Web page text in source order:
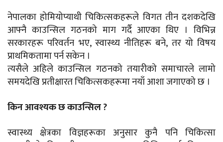
नेपालका होमियोप्याथी चिकित्सकहरूले विगत तीन दशकदेखि
आफ्नै काउन्सिल गठनको माग गर्दै आएका थिए । विभिन्न
सरकारहरू परिवर्तन भए, स्वास्थ्य नीतिहरू बने, तर यो विषय
प्राथमिकतामा पर्न सकेन ।
त्यसैले अहिले काउन्सिल गठनको तयारीको समाचारले लामो
समयदेखि प्रतीक्षारत चिकित्सकहरूमा नयाँ आशा जगाएको छ ।
किन आवश्यक छ काउन्सिल ?
स्वास्थ्य क्षेत्रका विज्ञहरूका अनुसार कुनै पनि चिकित्सा